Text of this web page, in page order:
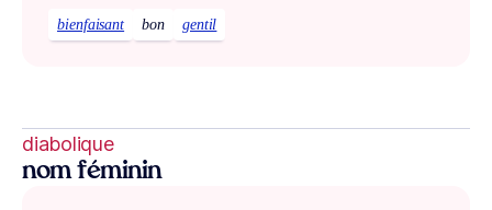
bienfaisant bon gentil
diabolique
nom féminin